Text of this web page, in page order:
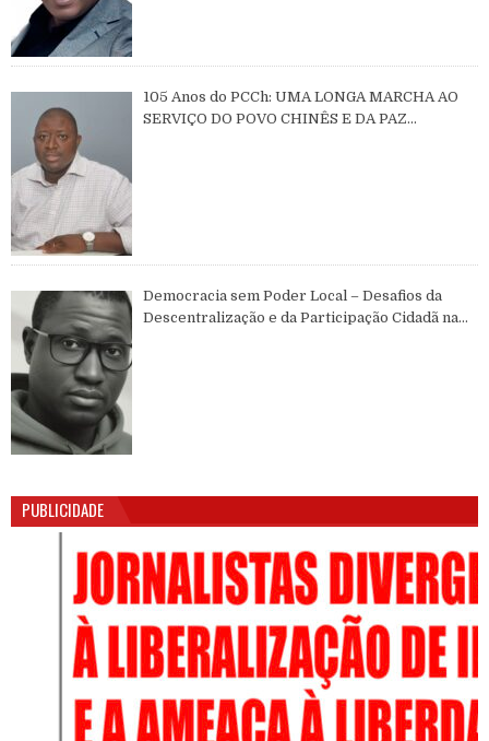
105 Anos do PCCh: UMA LONGA MARCHA AO
SERVIÇO DO POVO CHINÊS E DA PAZ
Democracia sem Poder Local – Desafios da
Descentralização e da Participação Cidadã na
PUBLICIDADE